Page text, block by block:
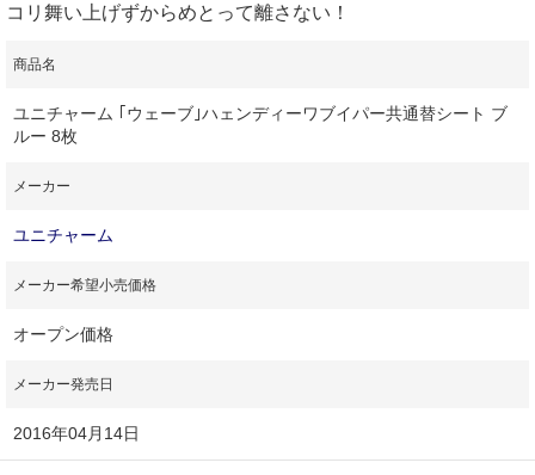
コリ舞い上げずからめとって離さない！
商品名
ユニチャーム ｢ウェーブ｣ハェンディーワブイパー共通替シート ブ
ルー 8枚
メーカー
ユニチャーム
メーカー希望小売価格
オープン価格
メーカー発売日
2016年04月14日